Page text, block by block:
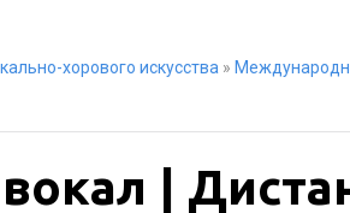
хорового искусства »
|